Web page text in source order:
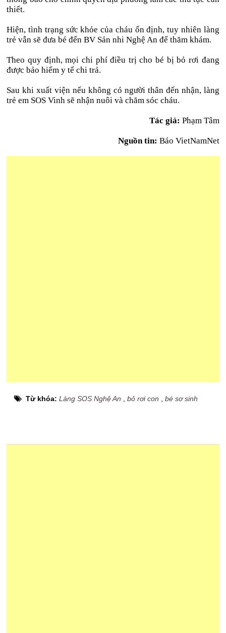
thiết.
Hiện, tình trạng sức khỏe của cháu ổn định, tuy nhiên làng
trẻ vẫn sẽ đưa bé đến BV Sản nhi Nghệ An để thăm khám.
Theo quy định, mọi chi phí điều trị cho bé bị bỏ rơi đang
được bảo hiểm y tế chi trả.
Sau khi xuất viện nếu không có người thân đến nhận, làng
trẻ em SOS Vinh sẽ nhận nuôi và chăm sóc cháu.
Tác giả: Phạm Tâm
Nguồn tin: Báo VietNamNet
Từ khóa:Làng SOS Nghệ An ,bỏ rơi con ,bé sơ sinh